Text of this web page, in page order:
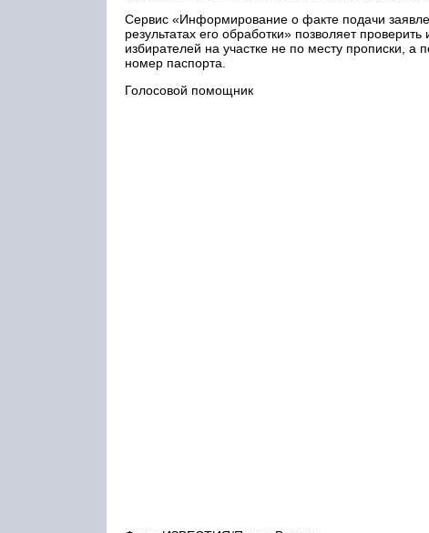
Сервис «Информирование о факте подачи
результатах его обработки» позволяет
избирателей на участке не по месту прописки, а
номер паспорта.
Голосовой помощник